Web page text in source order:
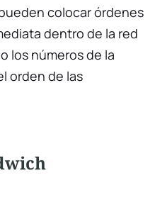
colocar órdenes
dentro de la red
los números de la
orden de las